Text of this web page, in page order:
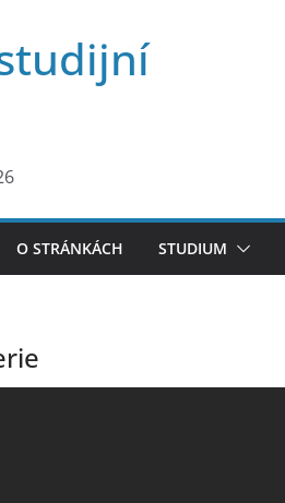
O STRÁNKÁCH STUDIUM